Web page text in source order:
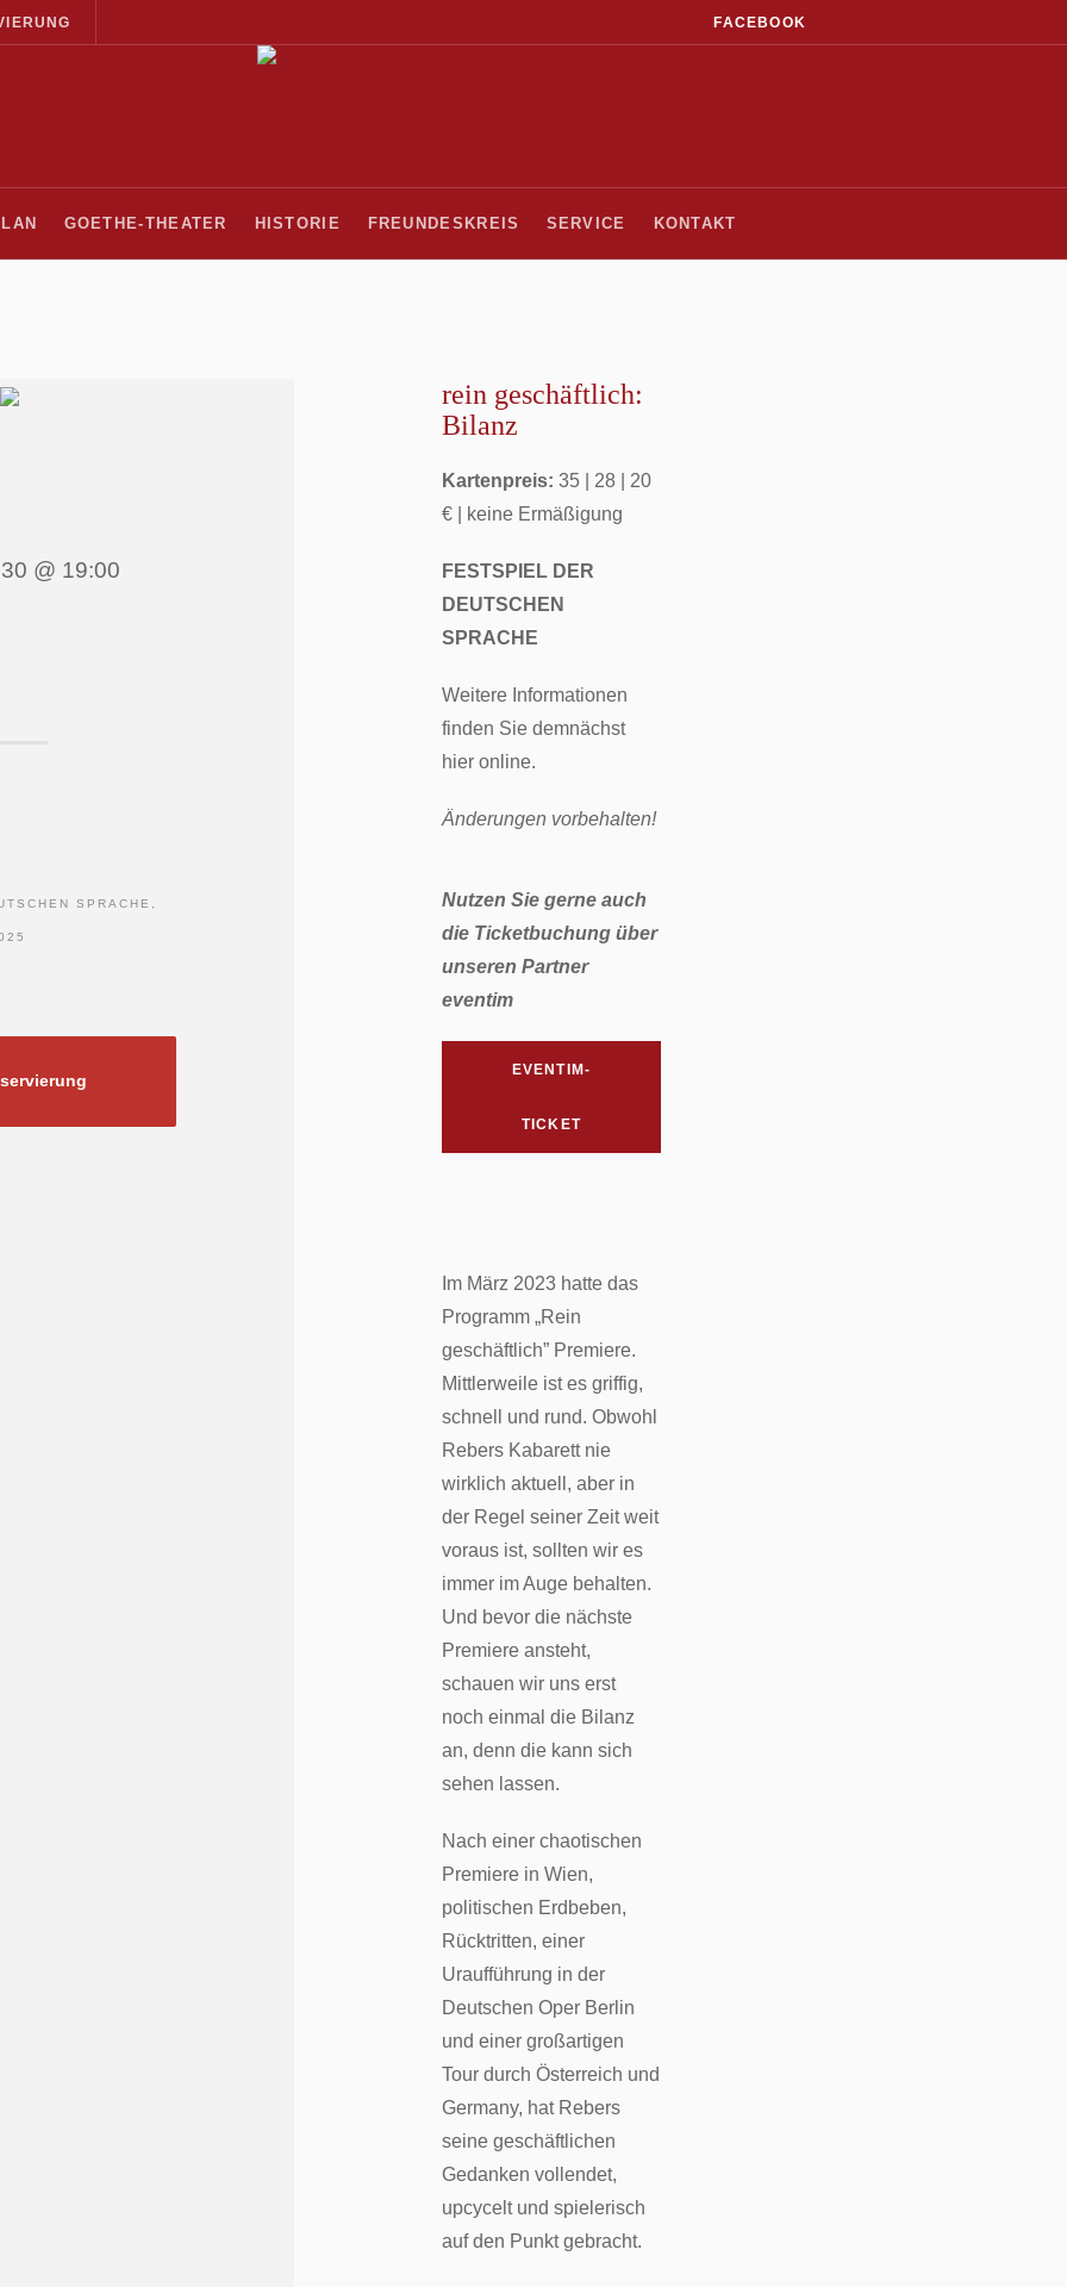
FACEBOOK
GOETHE-THEATER HISTORIE FREUNDESKREIS SERVICE KONTAKT
rein geschäftlich:
Bilanz
Kartenpreis: 35 | 28 | 20
€ | keine Ermäßigung
FESTSPIEL DER
DEUTSCHEN
SPRACHE
Weitere Informationen
finden Sie demnächst
hier online.
Änderungen vorbehalten!
Nutzen Sie gerne auch
die Ticketbuchung über
unseren Partner
eventim
EVENTIM-
TICKET
Im März 2023 hatte das
Programm „Rein
geschäftlich” Premiere.
Mittlerweile ist es griffig,
schnell und rund. Obwohl
Rebers Kabarett nie
wirklich aktuell, aber in
der Regel seiner Zeit weit
voraus ist, sollten wir es
immer im Auge behalten.
Und bevor die nächste
Premiere ansteht,
schauen wir uns erst
noch einmal die Bilanz
an, denn die kann sich
sehen lassen.
Nach einer chaotischen
Premiere in Wien,
politischen Erdbeben,
Rücktritten, einer
Uraufführung in der
Deutschen Oper Berlin
und einer großartigen
Tour durch Österreich und
Germany, hat Rebers
seine geschäftlichen
Gedanken vollendet,
upcycelt und spielerisch
auf den Punkt gebracht.
@ 19:00
SPRACHE,